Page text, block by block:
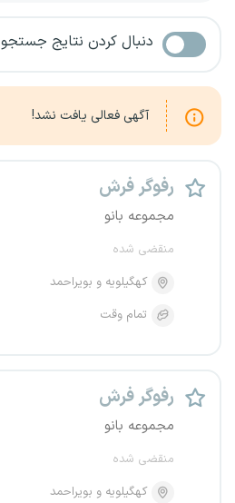
دنبال کردن نتایج جستجو
آگهی فعالی یافت نشد!
رفوگر فرش
مجموعه بانو
منقضی شده
کهگیلویه و بویراحمد
تمام وقت
رفوگر فرش
مجموعه بانو
منقضی شده
کهگیلویه و بویراحمد